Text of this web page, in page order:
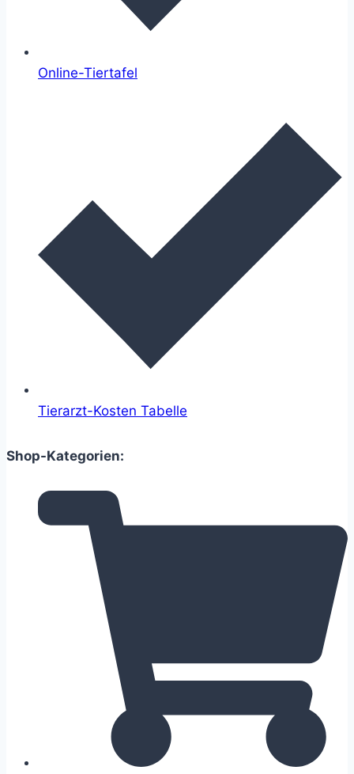
Online-Tiertafel
Tierarzt-Kosten Tabelle
Shop-Kategorien: